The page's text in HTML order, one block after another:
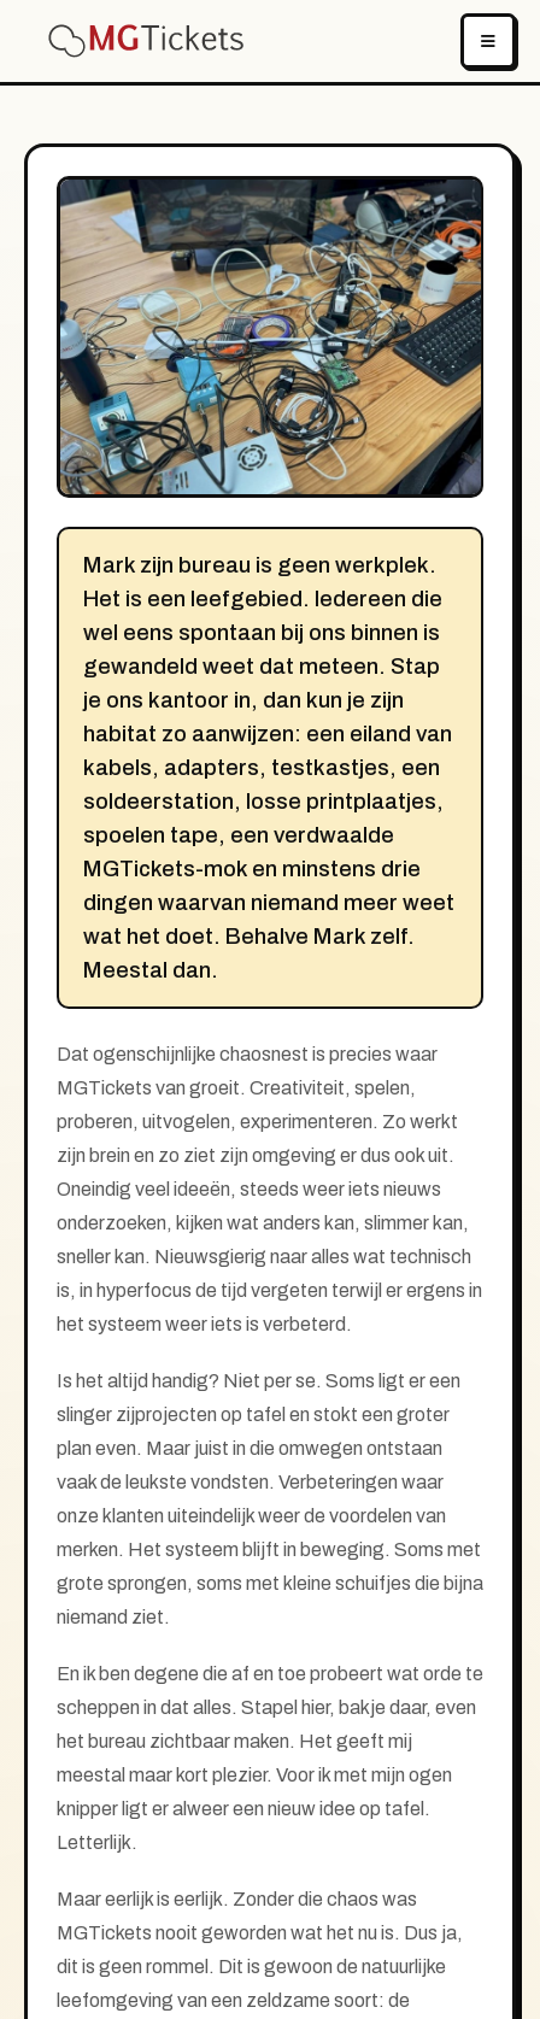
Mark zijn bureau is geen werkplek.
Het is een leefgebied. Iedereen die
wel eens spontaan bij ons binnen is
gewandeld weet dat meteen. Stap
je ons kantoor in, dan kun je zijn
habitat zo aanwijzen: een eiland van
kabels, adapters, testkastjes, een
soldeerstation, losse printplaatjes,
spoelen tape, een verdwaalde
MGTickets-mok en minstens drie
dingen waarvan niemand meer weet
wat het doet. Behalve Mark zelf.
Meestal dan.
Dat ogenschijnlijke chaosnest is precies waar
MGTickets van groeit. Creativiteit, spelen,
proberen, uitvogelen, experimenteren. Zo werkt
zijn brein en zo ziet zijn omgeving er dus ook uit.
Oneindig veel ideeën, steeds weer iets nieuws
onderzoeken, kijken wat anders kan, slimmer kan,
sneller kan. Nieuwsgierig naar alles wat technisch
is, in hyperfocus de tijd vergeten terwijl er ergens in
het systeem weer iets is verbeterd.
Is het altijd handig? Niet per se. Soms ligt er een
slinger zijprojecten op tafel en stokt een groter
plan even. Maar juist in die omwegen ontstaan
vaak de leukste vondsten. Verbeteringen waar
onze klanten uiteindelijk weer de voordelen van
merken. Het systeem blijft in beweging. Soms met
grote sprongen, soms met kleine schuifjes die bijna
niemand ziet.
En ik ben degene die af en toe probeert wat orde te
scheppen in dat alles. Stapel hier, bakje daar, even
het bureau zichtbaar maken. Het geeft mij
meestal maar kort plezier. Voor ik met mijn ogen
knipper ligt er alweer een nieuw idee op tafel.
Letterlijk.
Maar eerlijk is eerlijk. Zonder die chaos was
MGTickets nooit geworden wat het nu is. Dus ja,
dit is geen rommel. Dit is gewoon de natuurlijke
leefomgeving van een zeldzame soort: de